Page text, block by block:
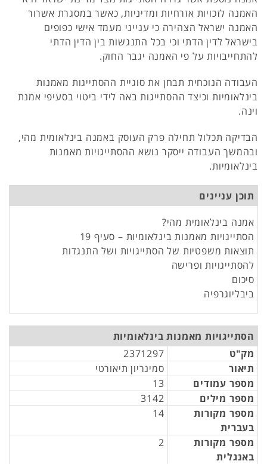
האמנה לזכויות אזרחיות ומדיניות, כאשר במסגרת אשרור
האמנה ישראל הצהירה כי ענייני מעמד אישי כפופים
בישראל לדין הדתי וכי בכל התנגשות בין הדין הדתי
להתחייבויות על פי האמנה יגבר החוק.
העבודה הנוכחית תבחן את סוגיית ההסתייגות מאמנות
בינלאומיות וכיצד ההסתייגות באה לידי ביטוי בסעיפי אמנת
וינה.
הבדיקה תכלול תחילה פרק העוסק באמנה בינלאומית מהי,
ובהמשך העבודה ייסקר נושא ההסתייגויות מאמנות
בינלאומיות.
תוכן עניינים
אמנה בינלאומית מהי?
הסתייגויות מאמנות בינלאומיות – סעיף 19
תוצאות משפטיות של הסתייגויות ושל התנגדות
להסתייגויות ופרישה
סיכום
ביבליוגרפיה
הסתייגויות מאמנות בינלאומיות
מק"ט
2371297
תיאור
סמינריון תיאורטי
מספר עמודים
13
מספר מילים
3142
מספר מקורות
בעברית
14
מספר מקורות
באנגלית
2